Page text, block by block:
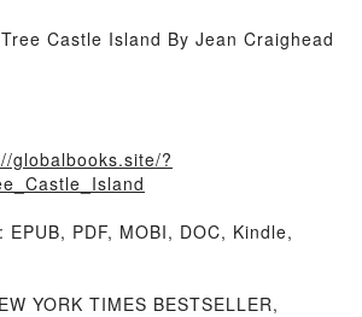
Castle Island By Jean Craighead
globalbooks.site/?
PDF, MOBI, DOC, Kindle,
YORK TIMES BESTSELLER,